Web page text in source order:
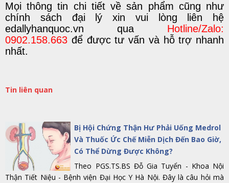
Mọithông tin chi tiếtvềsản phẩm cũng như
chính sách đại lý xin vui lòng liên hệ
edallyhanquoc.vn qua Hotline/Zalo:
0902.158.663 để được tư vấn và hỗ trợ nhanh
nhất.
Tin liên quan
Bị Hội Chứng Thận Hư Phải Uống Medrol
Và Thuốc Ức Chế Miễn Dịch Đến Bao Giờ,
Có Thể Dừng Được Không?
Theo PGS.TS.BS Đỗ Gia Tuyển - Khoa Nội
Thận Tiết Niệu - Bệnh viện Đại Học Y Hà Nội. Đây là câu hỏi mà